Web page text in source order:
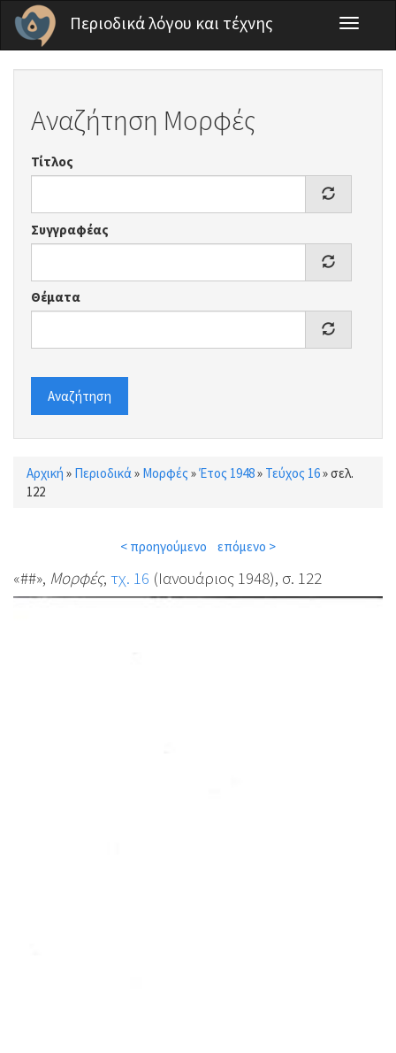
Παράκαμψη προς το κυρίως περιεχόμενο
Περιοδικά λόγου και τέχνης
Toggle
Αναζήτηση Μορφές
Τίτλος
Συγγραφέας
Θέματα
Αναζήτηση
Είστε εδώ
Αρχική » Περιοδικά» Μορφές »Έτος 1948» Τεύχος 16»σελ.
122
< προηγούμενο επόμενο >
«##», Μορφές, τχ. 16 (Ιανουάριος 1948), σ. 122